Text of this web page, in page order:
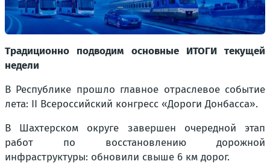
Традиционно подводим основные ИТОГИ текущей
недели
В Республике прошло главное отраслевое событие
лета: II Всероссийский конгресс «Дороги Донбасса».
В Шахтерском округе завершен очередной этап
работ по восстановлению дорожной
инфраструктуры: обновили свыше 6 км дорог.